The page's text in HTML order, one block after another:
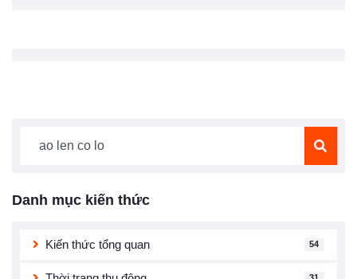
Danh mục kiến thức
Kiến thức tổng quan 54